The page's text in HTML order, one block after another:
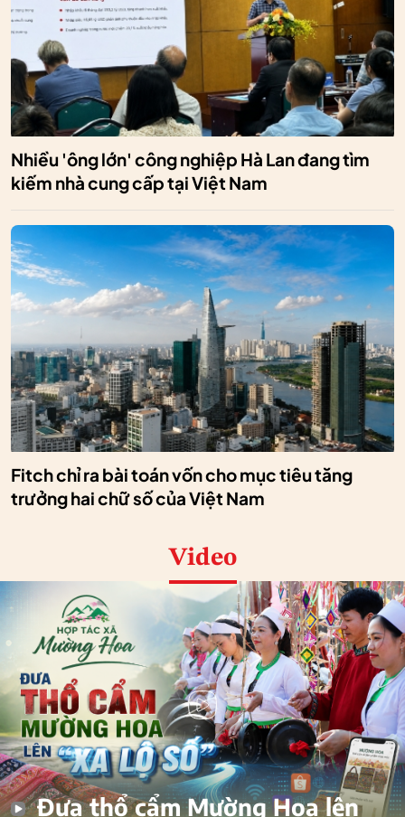
Nhiều 'ông lớn' công nghiệp Hà Lan đang tìm
kiếm nhà cung cấp tại Việt Nam
Fitch chỉ ra bài toán vốn cho mục tiêu tăng
trưởng hai chữ số của Việt Nam
Video
Đưa thổ cẩm Mường Hoa lên